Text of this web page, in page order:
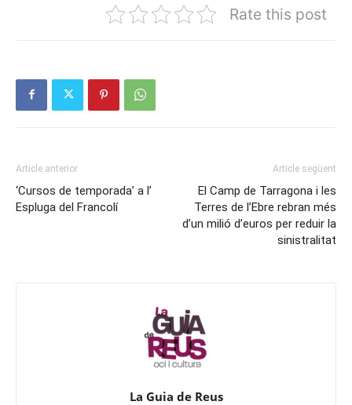
Rate this post
Article anterior
‘Cursos de temporada’ a l’
Espluga del Francolí
Article següent
El Camp de Tarragona i les
Terres de l’Ebre rebran més
d’un milió d’euros per reduir la
sinistralitat
La Guia de Reus